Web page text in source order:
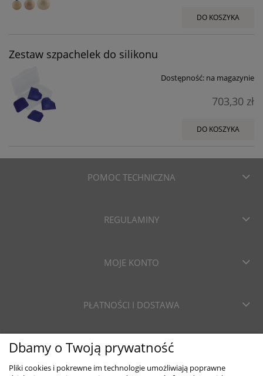
DO KOSZYKA
Zestaw szpachelek do silikonu
Dostępność: na magazynie
703,30 zł
DO KOSZYKA
POMOC TECHNICZNA
REGULAMINY
MOJE KONTO
PŁATNOŚCI I DOSTAWA
INFORMACJE
Dbamy o Twoją prywatność
Pliki cookies i pokrewne im technologie umożliwiają poprawne